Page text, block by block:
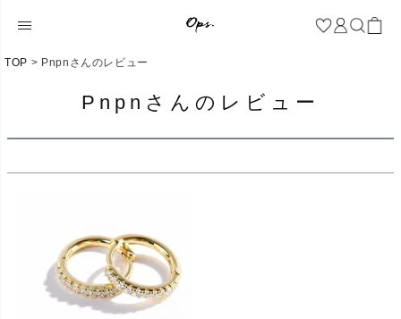
TOP Pnpnさんのレビュー
Pnpnさんのレビュー